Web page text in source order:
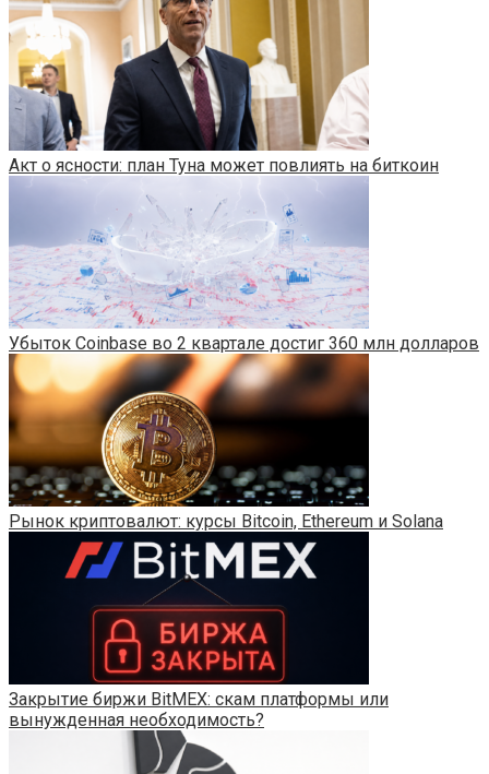
Акт о ясности: план Туна может повлиять на биткоин
Убыток Coinbase во 2 квартале достиг 360 млн долларов
Рынок криптовалют: курсы Bitcoin, Ethereum и Solana
Закрытие биржи BitMEX: скам платформы или
вынужденная необходимость?